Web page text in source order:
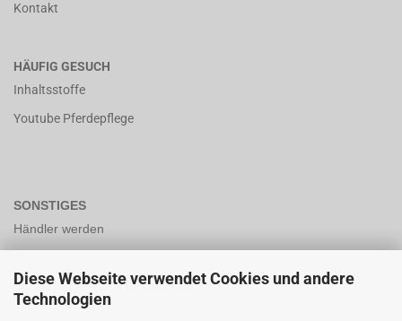
Diese Webseite verwendet Cookies und andere
Technologien
Kontakt
HÄUFIG GESUCH
Inhaltsstoffe
Youtube Pferdepflege
SONSTIGES
Händler werden
Bio-Zertifiziert nach DE ÖKO-006